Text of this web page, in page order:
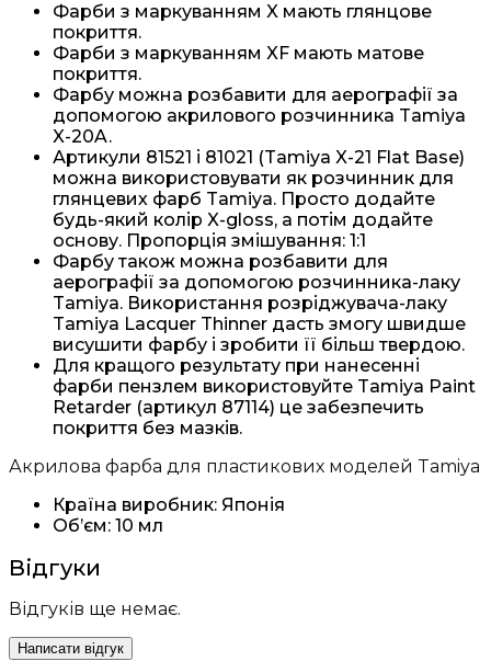
Фарби з маркуванням X мають глянцове
покриття.
Фарби з маркуванням XF мають матове
покриття.
Фарбу можна розбавити для аерографії за
допомогою акрилового розчинника Tamiya
X-20A.
Артикули 81521 і 81021 (Tamiya X-21 Flat Base)
можна використовувати як розчинник для
глянцевих фарб Tamiya. Просто додайте
будь-який колір X-gloss, а потім додайте
основу. Пропорція змішування: 1:1
Фарбу також можна розбавити для
аерографії за допомогою розчинника-лаку
Tamiya. Використання розріджувача-лаку
Tamiya Lacquer Thinner дасть змогу швидше
висушити фарбу і зробити її більш твердою.
Для кращого результату при нанесенні
фарби пензлем використовуйте Tamiya Paint
Retarder (артикул 87114) це забезпечить
покриття без мазків.
Акрилова фарба для пластикових моделей Tamiya
Країна виробник: Японія
Об’єм: 10 мл
Відгуки
Відгуків ще немає.
Написати відгук